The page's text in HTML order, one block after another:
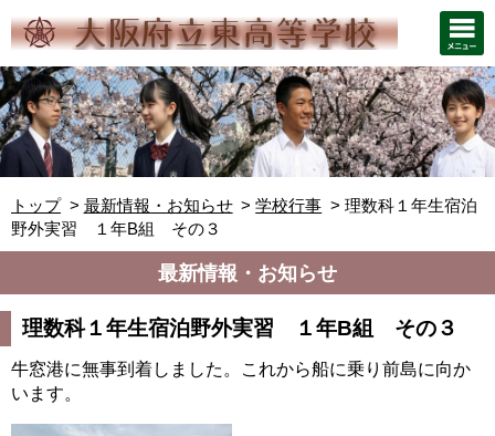
トップ 最新情報・お知らせ 学校行事
理数科１年生宿泊
野外実習 １年B組 その３
最新情報・お知らせ
理数科１年生宿泊野外実習 １年B組 その３
牛窓港に無事到着しました。これから船に乗り前島に向か
います。